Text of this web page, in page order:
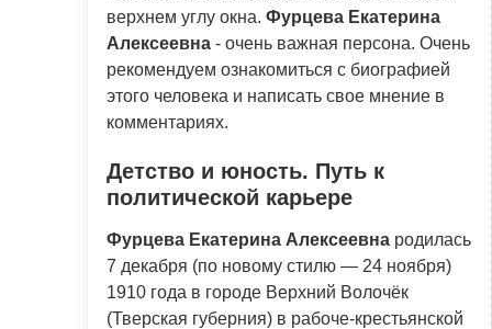
верхнем углу окна. Фурцева Екатерина
Алексеевна - очень важная персона. Очень
рекомендуем ознакомиться с биографией
этого человека и написать свое мнение в
комментариях.
Детство и юность. Путь к
политической карьере
Фурцева Екатерина Алексеевна родилась
7 декабря (по новому стилю — 24 ноября)
1910 года в городе Верхний Волочёк
(Тверская губерния) в рабоче-крестьянской